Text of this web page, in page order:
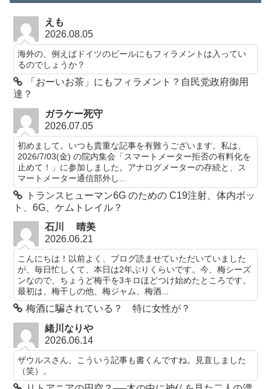
えも
2026.08.05
海外の、例えばドイツのビールにもフィラメントは入ってい
るのでしょうか？
「おーいお茶」にもフィラメント？自民党政府御用
達？
ガラケー死守
2026.07.05
初めまして。いつも貴重な記事を有難うございます。私は、
2026/7/03(金) の院内集会「スマートメーター拒否の有料化を
止めて！」に参加しました。アナログメーターの存続と、ス
マートメーター通信部外し...
トランスヒューマン6G のための C19注射、体内ボッ
ト、6G、ケムトレイル？
石川 晴美
2026.06.21
こんにちは！以前よく、ブログ読ませていただいていました
が、毎日忙しくて、本日は2年ぶりくらいです。今、梅シーズ
ンなので、ちょうど梅干を3キロほどつけ始めたところです。
最初は、梅干しの他、梅ジャム、梅酒...
梅酒に騙されている？ 特に女性が？
緒川なりや
2026.06.14
ザウルスさん、こういう記事も書くんですね。見直しました
（笑）。